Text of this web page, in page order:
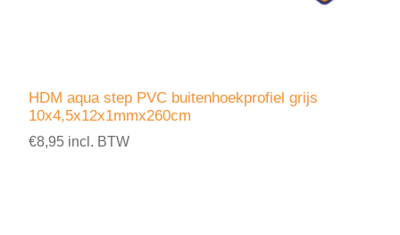
HDM aqua step PVC buitenhoekprofiel grijs
10x4,5x12x1mmx260cm
€8,95 incl. BTW